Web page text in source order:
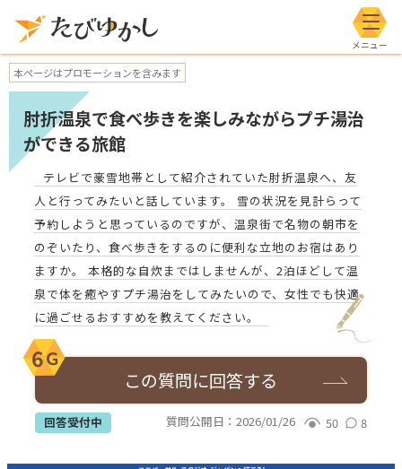
メニ
本ページはプロモーションを含みます
肘折温泉で食べ歩きを楽しみながらプチ湯治
ができる旅館
テレビで豪雪地帯として紹介されていた肘折温泉へ、友
人と行ってみたいと話しています。 雪の状況を見計らって
予約しようと思っているのですが、温泉街で名物の朝市を
のぞいたり、食べ歩きをするのに便利な立地のお宿はあり
ますか。 本格的な自炊まではしませんが、2泊ほどして温
泉で体を癒やすプチ湯治をしてみたいので、女性でも快適
に過ごせるおすすめを教えてください。
6Ｇ
この質問に回答する
回答受付中 質問公開日：2026/01/26 50 8